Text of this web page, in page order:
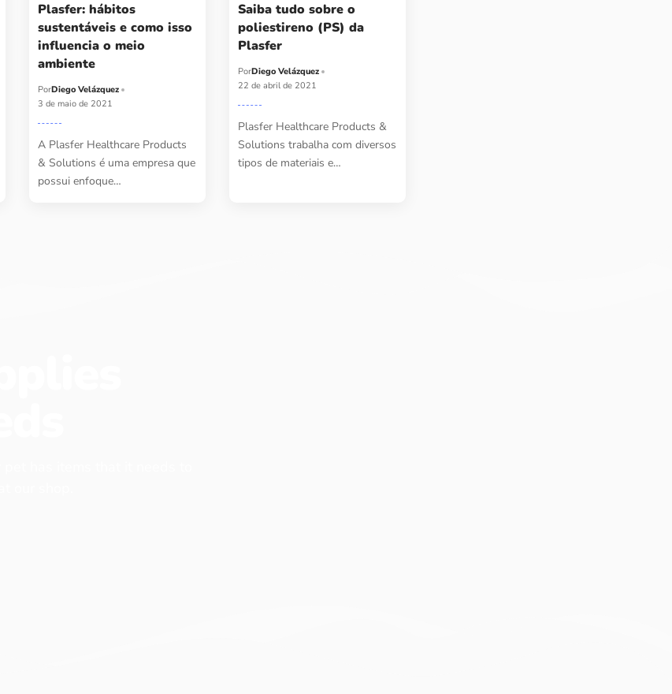
Plasfer: hábitos
sustentáveis e como isso
influencia o meio
ambiente
PorDiego Velázquez
3 de maio de 2021
A Plasfer Healthcare Products
& Solutions é uma empresa que
possui enfoque…
Saiba tudo sobre o
poliestireno (PS) da
Plasfer
PorDiego Velázquez
22 de abril de 2021
Plasfer Healthcare Products &
Solutions trabalha com diversos
tipos de materiais e…